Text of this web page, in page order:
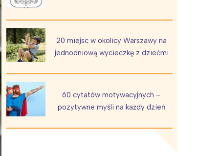
Wiewiórka na kwitnącym polu
20 miejsc w okolicy Warszawy na
jednodniową wycieczkę z dziećmi
60 cytatów motywacyjnych –
pozytywne myśli na każdy dzień